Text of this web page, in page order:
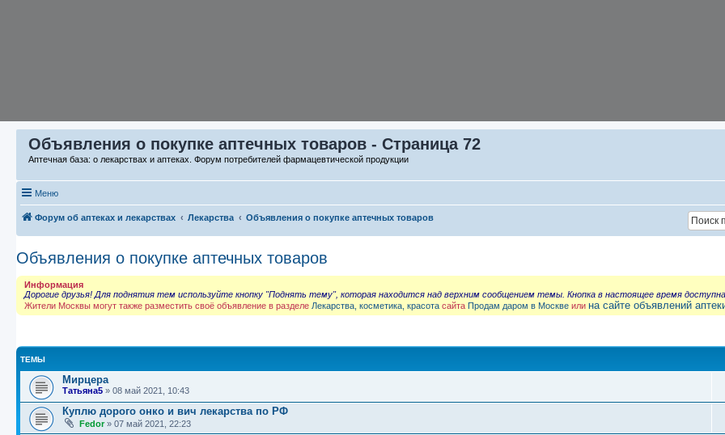
Объявления о покупке аптечных товаров - Страница 72
Аптечная база: о лекарствах и аптеках. Форум потребителей фармацевтической продукции
Меню
Форум об аптеках и лекарствах Лекарства Объявления о покупке аптечных товаров
Объявления о покупке аптечных товаров
Информация
Дорогие друзья! Для поднятия тем используйте кнопку "Поднять тему", которая находится над верхним сообщением темы. Кнопка в настоящее время
Жители Москвы могут также разместить своё объявление в разделе Лекарства, косметика, красота сайта Продам даром в Москве или на сайте объявлений
ТЕМЫ
Мирцера
Татьяна5 » 08 май 2021, 10:43
Куплю дорого онко и вич лекарства по РФ
Fedor » 07 май 2021, 22:23